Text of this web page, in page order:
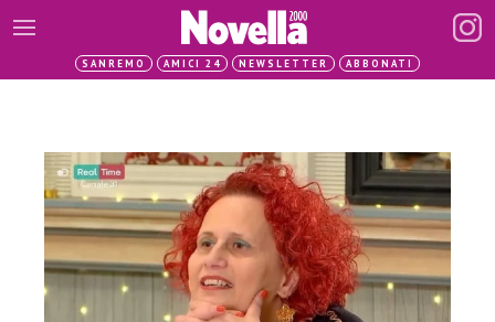
SANREMO AMICI 24 NEWSLETTER ABBONATI